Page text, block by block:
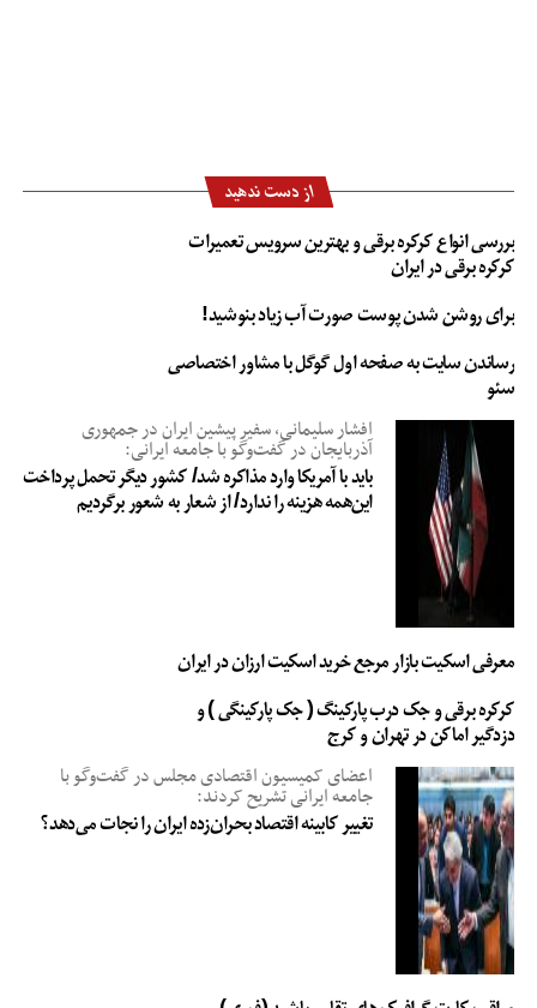
از دست ندهید
بررسی انواع کرکره برقی و بهترین سرویس تعمیرات
کرکره برقی در ایران
برای روشن شدن پوست صورت آب زیاد بنوشید!
رساندن سایت به صفحه اول گوگل با مشاور اختصاصی
سئو
افشار سلیمانی، سفیر پیشین ایران در جمهوری
آذربایجان در گفت‌وگو با جامعه ایرانی:
باید با آمریکا وارد مذاکره شد/ کشور دیگر تحمل پرداخت
این‌همه هزینه را ندارد/ از شعار به شعور برگردیم
معرفی اسکیت بازار مرجع خرید اسکیت ارزان در ایران
کرکره برقی و جک درب پارکینگ ( جک پارکینگی ) و
دزدگیر اماکن در تهران و کرج
اعضای کمیسیون اقتصادی مجلس در گفت‌وگو با
جامعه ایرانی تشریح کردند:
تغییر کابینه اقتصاد بحران‌زده ایران را نجات می‌دهد؟